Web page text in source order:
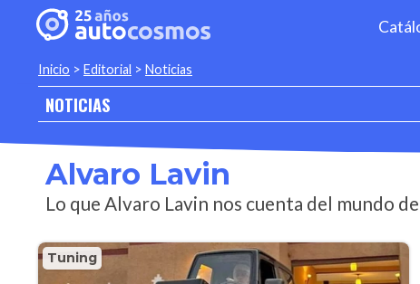
Inicio > Editorial > Noticias
NOTICIAS
Alvaro Lavin
Lo que Alvaro Lavin nos cuenta del mundo
Tuning